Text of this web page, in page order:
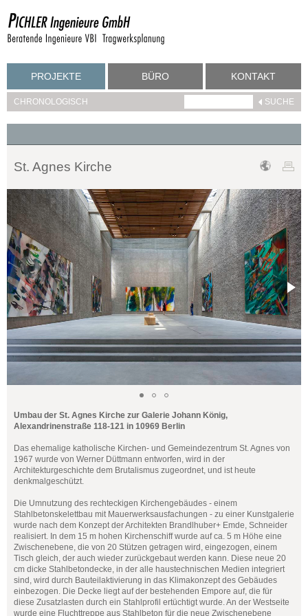
PROJEKTE BÜRO KONTAKT
CHRONOLOGISCH
St. Agnes Kirche
Umbau der St. Agnes Kirche zur Galerie Johann König,
Alexandrinenstraße 118-121 in 10969 Berlin
Das ehemalige katholische Kirchen- und Gemeindezentrum St. Agnes von
1967 wurde von Werner Düttmann entworfen, wird in der
Architekturgeschichte dem Brutalismus zugeordnet, und ist heute
denkmalgeschützt.
Die Umnutzung des rechteckigen Kirchengebäudes - einem
Stahlbetonskelettbau mit Mauerwerksausfachungen - zu einer Kunstgalerie
wurde nach dem Konzept der Architekten Brandlhuber+ Emde, Schneider
realisiert. In dem 15 m hohen Kirchenschiff wurde auf ca. 5 m Höhe eine
Zwischenebene, die von 20 Stützen getragen wird, eingezogen, einem
Tisch gleich, der auch wieder zurückgebaut werden kann. Diese neue 20
cm dicke Stahlbetondecke, in der alle haustechnischen Medien integriert
sind, wird durch Bauteilaktivierung in das Klimakonzept des Gebäudes
einbezogen. Die Decke liegt auf der bestehenden Empore auf, die für
diese Zusatzlasten durch ein Stahlprofil ertüchtigt wurde. An der Westseite
wurde eine Fluchttreppe aus Stahlbeton für die neue Zwischenebene